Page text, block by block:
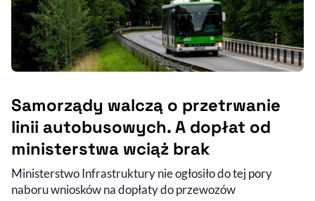
Samorządy walczą o przetrwanie
linii autobusowych. A dopłat od
ministerstwa wciąż brak
Ministerstwo Infrastruktury nie ogłosiło do tej pory
naboru wniosków na dopłaty do przewozów